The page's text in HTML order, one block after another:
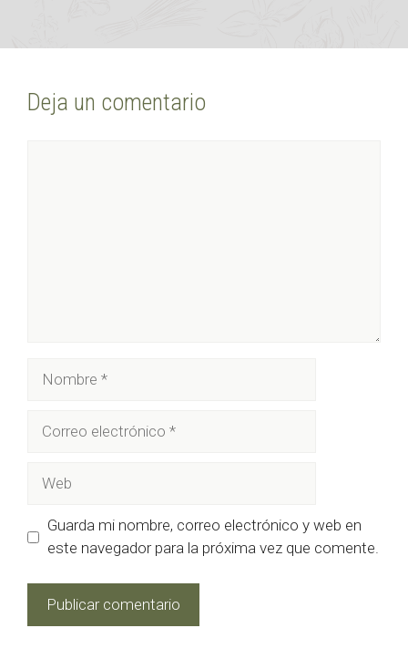
Deja un comentario
Guarda mi nombre, correo electrónico y web en
este navegador para la próxima vez que comente.